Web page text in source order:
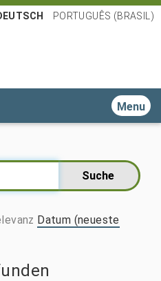
PORTUGUÊS (BRASIL)
Toggle
Datum (neueste